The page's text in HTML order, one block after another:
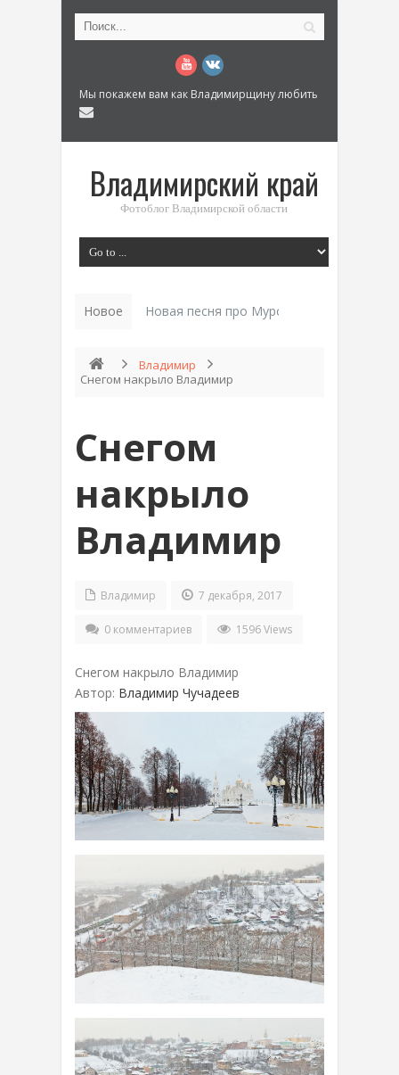
Мы покажем вам как Владимирщину любить
Владимирский край
Фотоблог Владимирской области
Новое Новая песня про Муром: «Былинный
Владимир
Снегом накрыло Владимир
Снегом
накрыло
Владимир
Владимир 7 декабря, 2017
0 комментариев 1596 Views
Снегом накрыло Владимир
Автор: Владимир Чучадеев